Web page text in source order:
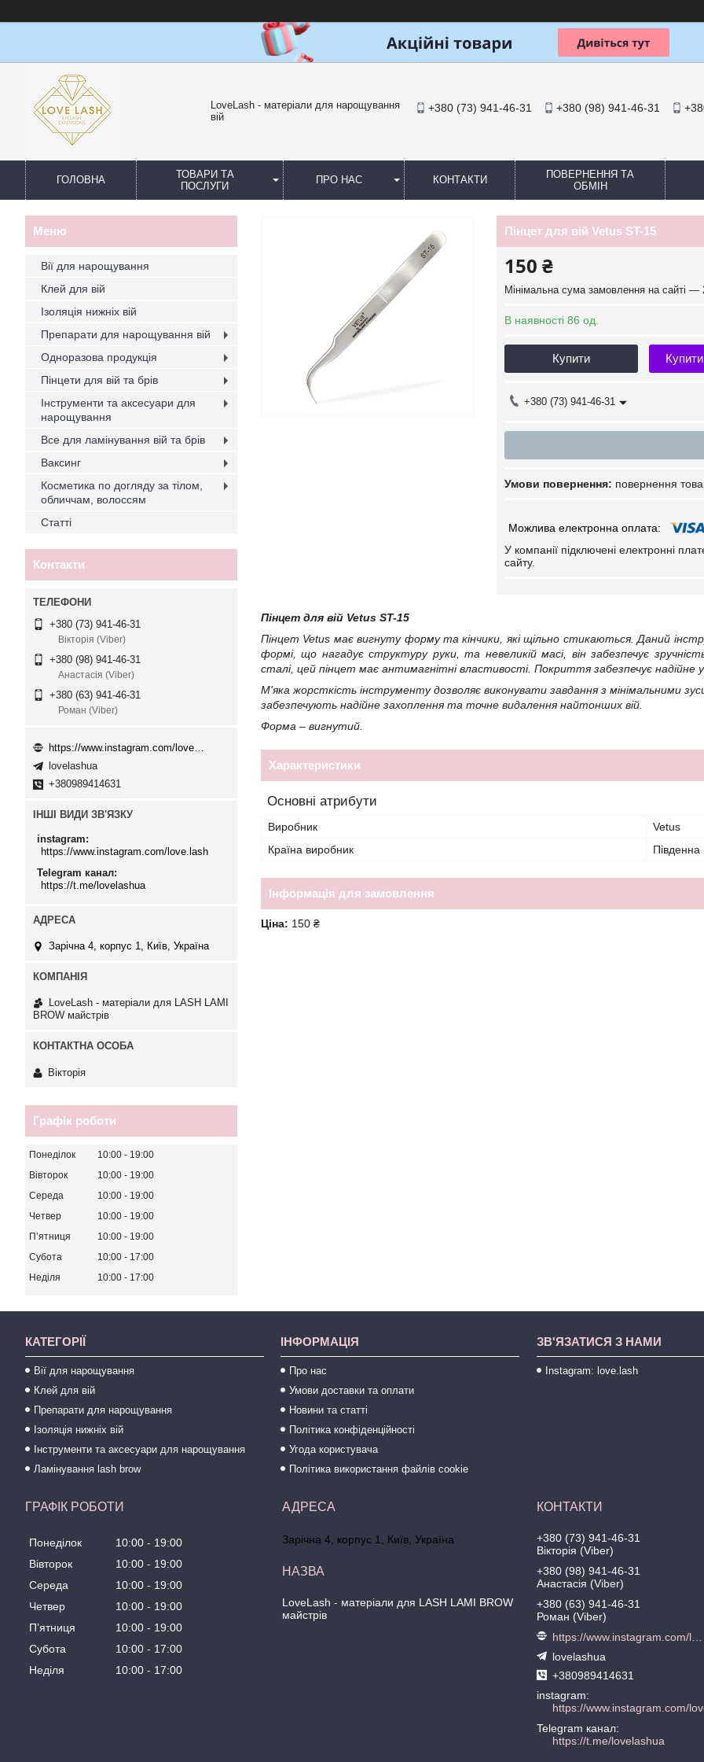
LoveLash - матеріали для нарощування
вій
+380 (73) 941-46-31 +380 (98) 941-46-31
ГОЛОВНА
ТОВАРИ ТА
ПОСЛУГИ
ПРО НАС КОНТАКТИ
ПОВЕРНЕННЯ ТА
ОБМІН
Пінцет для вій Vetus ST-15
150 ₴
Мінімальна сума замовлення на сайті —
В наявності 86 од.
Купити
+380 (73) 941-46-31
повернення
У компанії підключені електронні
сайту.
Пінцет для вій Vetus ST-15
Пінцет Vetus має вигнуту форму та кінчики, які щільно стикаються. Даний
формі, що нагадує структуру руки, та невеликій масі, він забезпечує
сталі, цей пінцет має антимагнітні властивості. Покриття забезпечує надійне
М'яка жорсткість інструменту дозволяє виконувати завдання з мінімальними
забезпечують надійне захоплення та точне видалення найтонших вій.
Форма – вигнутий.
Характеристики
Основні атрибути
Виробник
Vetus
Країна виробник
Південна
Інформація для замовлення
Ціна: 150 ₴
Вії для нарощування
Клей для вій
Ізоляція нижніх вій
Препарати для нарощування вій
Одноразова продукція
Пінцети для вій та брів
Інструменти та аксесуари для
нарощування
Все для ламінування вій та брів
Ваксинг
Косметика по догляду за тілом,
обличчам, волоссям
Статті
Контакти
+380 (73) 941-46-31
Вікторія (Viber)
+380 (98) 941-46-31
Анастасія (Viber)
+380 (63) 941-46-31
Роман (Viber)
lovelashua
+380989414631
ІНШІ ВИДИ ЗВ'ЯЗКУ
instagram
https://www.instagram.com/love.lash
Telegram канал
https://t.me/lovelashua
Зарічна 4, корпус 1, Київ, Україна
LoveLash - матеріали для LASH LAMI
BROW майстрів
Вікторія
Графік роботи
Понеділок 10:00
19:00
Вівторок
10:00
19:00
Середа
10:00
19:00
Четвер
10:00
19:00
Пʼятниця
10:00
19:00
Субота
10:00
17:00
Неділя
10:00 17:00
КАТЕГОРІЇ
Вії для нарощування
Клей для вій
Препарати для нарощування
Ізоляція нижніх вій
Інструменти та аксесуари для нарощування
Ламінування lash brow
ІНФОРМАЦІЯ
Про нас
Умови доставки та оплати
Новини та статті
Політика конфіденційності
Угода користувача
Політика використання файлів cookie
ЗВ'ЯЗАТИСЯ З НАМИ
Instagram: love.lash
ГРАФІК РОБОТИ
Понеділок 10:00
19:00
Вівторок
10:00
19:00
Середа
10:00
19:00
Четвер
10:00
19:00
Пʼятниця
10:00
19:00
Субота
10:00
17:00
Неділя
10:00 17:00
Зарічна 4, корпус 1, Київ, Україна
LoveLash - матеріали для LASH LAMI BROW
майстрів
+380 (73) 941-46-31
Вікторія (Viber)
+380 (98) 941-46-31
Анастасія (Viber)
+380 (63) 941-46-31
Роман (Viber)
lovelashua
+380989414631
instagram
https://www.instagram.com/
Telegram канал
https://t.me/lovelashua